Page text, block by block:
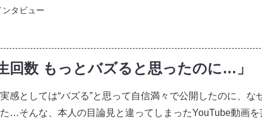
ンタビュー
回数 もっとバズると思ったのに…」
実感としては“バズる”と思って自信満々で公開したのに、な
た…そんな、本人の目論見と違ってしまったYouTube動画